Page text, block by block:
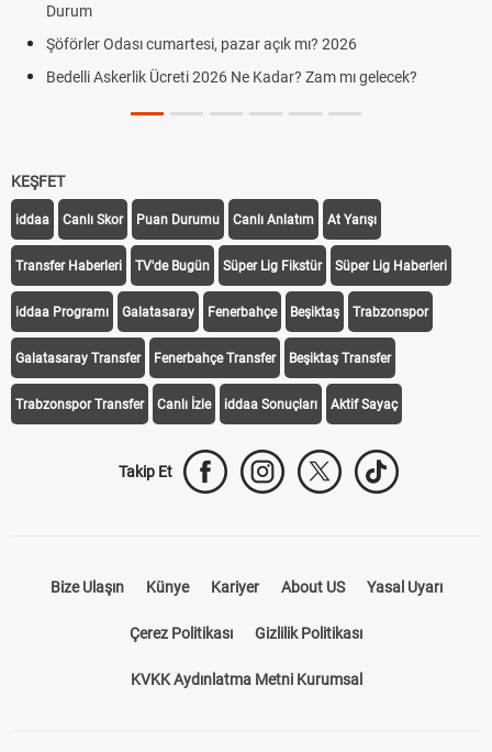
Durum
Şöförler Odası cumartesi, pazar açık mı? 2026
Bedelli Askerlik Ücreti 2026 Ne Kadar? Zam mı gelecek?
KEŞFET
iddaa Canlı Skor Puan Durumu Canlı Anlatım At Yarışı
Transfer Haberleri TV'de Bugün Süper Lig Fikstür Süper Lig Haberleri
iddaa Programı Galatasaray Fenerbahçe Beşiktaş Trabzonspor
Galatasaray Transfer Fenerbahçe Transfer Beşiktaş Transfer
Trabzonspor Transfer Canlı İzle iddaa Sonuçları Aktif Sayaç
Takip Et
Bize Ulaşın Künye Kariyer About US Yasal Uyarı
Çerez Politikası Gizlilik Politikası
KVKK Aydınlatma Metni Kurumsal